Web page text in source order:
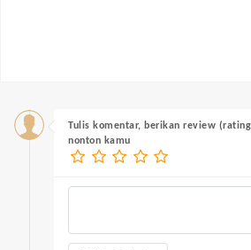
Tulis komentar, berikan review
nonton kamu